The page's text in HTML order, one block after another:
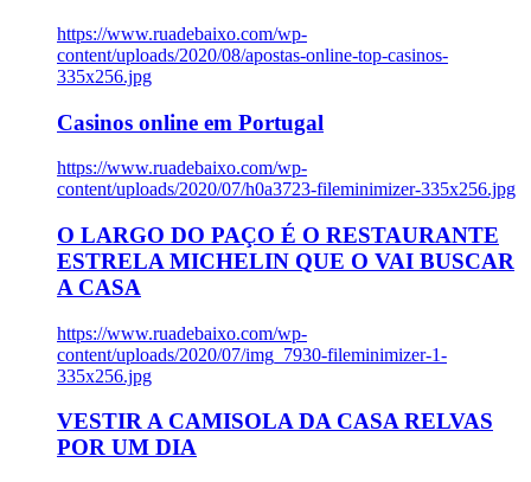
https://www.ruadebaixo.com/wp-
content/uploads/2020/08/apostas-online-top-casinos-
335x256.jpg
Casinos online em Portugal
https://www.ruadebaixo.com/wp-
content/uploads/2020/07/h0a3723-fileminimizer-335x256.jpg
O LARGO DO PAÇO É O RESTAURANTE
ESTRELA MICHELIN QUE O VAI BUSCAR
A CASA
https://www.ruadebaixo.com/wp-
content/uploads/2020/07/img_7930-fileminimizer-1-
335x256.jpg
VESTIR A CAMISOLA DA CASA RELVAS
POR UM DIA